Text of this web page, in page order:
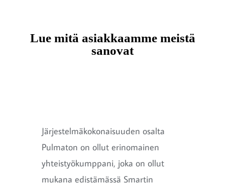
Lue mitä asiakkaamme meistä
sanovat
Järjestelmäkokonaisuuden osalta
Pulmaton on ollut erinomainen
yhteistyökumppani, joka on ollut
mukana edistämässä Smartin